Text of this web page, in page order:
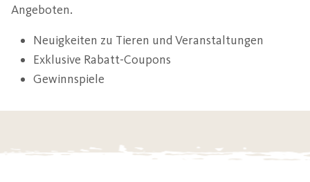
Angeboten.
Neuigkeiten zu Tieren und Veranstaltungen
Exklusive Rabatt-Coupons
Gewinnspiele